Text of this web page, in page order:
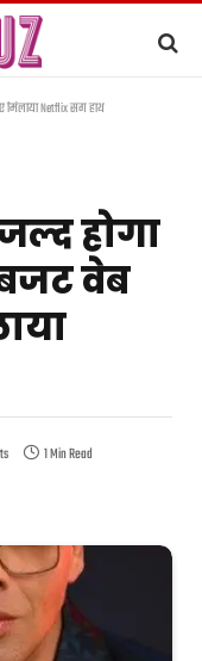
मिलाया Netflix संग हाथ
होगा
बजट वेब
1 Min Read